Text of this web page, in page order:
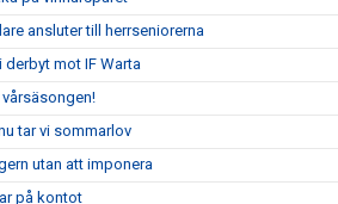
ansluter till herrseniorerna
derbyt mot IF Warta
tar vi sommarlov
utan att imponera
på kontot